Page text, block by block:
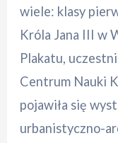
wiele: klasy
Króla Jana III w
Plakatu,
Centrum Nauki
pojawiła się
urbanistyczno-